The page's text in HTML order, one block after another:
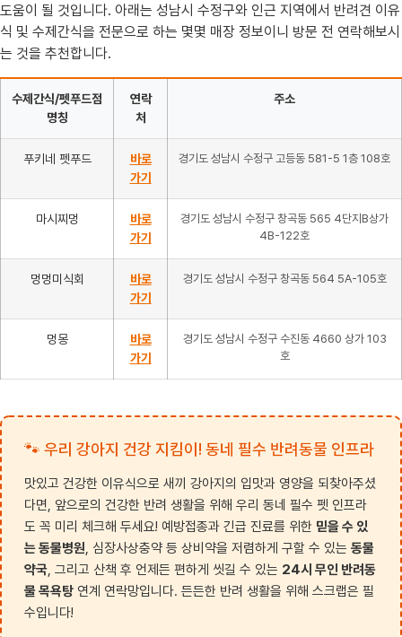
도움이 될 것입니다. 아래는 성남시 수정구와 인근 지역에서 반려견 이유
식 및 수제간식을 전문으로 하는 몇몇 매장 정보이니 방문 전 연락해보시
는 것을 추천합니다.
수제간식/펫푸드점
명칭
연락
처
주소
푸키네 펫푸드
바로
가기
경기도 성남시 수정구 고등동 581-5 1층 108호
마시찌멍
바로
가기
경기도 성남시 수정구 창곡동 565 4단지B상가
4B-122호
멍멍미식회
바로
가기
경기도 성남시 수정구 창곡동 564 5A-105호
멍몽
바로
가기
경기도 성남시 수정구 수진동 4660 상가 103
호
🐾 우리 강아지 건강 지킴이! 동네 필수 반려동물 인프라
맛있고 건강한 이유식으로 새끼 강아지의 입맛과 영양을 되찾아주셨
다면, 앞으로의 건강한 반려 생활을 위해 우리 동네 필수 펫 인프라
도 꼭 미리 체크해 두세요! 예방접종과 긴급 진료를 위한 믿을 수 있
는 동물병원, 심장사상충약 등 상비약을 저렴하게 구할 수 있는 동물
약국, 그리고 산책 후 언제든 편하게 씻길 수 있는 24시 무인 반려동
물 목욕탕 연계 연락망입니다. 든든한 반려 생활을 위해 스크랩은 필
수입니다!